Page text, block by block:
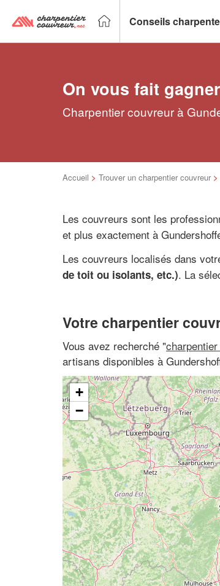
Conseils
On vous fait
Charpentier couvreur à
Accueil > Trouver un charpentier couvreur >
Les couvreurs sont les
et plus exactement à
Les couvreurs localisés dans
de toit ou isolants, etc.). La
Votre charpentier
Vous avez recherché "
artisans disponibles à
+
−